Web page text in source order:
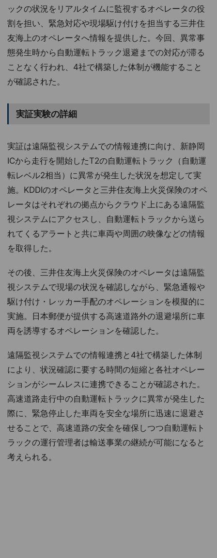
ックの状況をリアルタイムに監視するオペレータの役
割を担い、緊急対応や現場駆け付けを担当する三井住
友海上のオペレータへ情報を提供した。今回、異常事
態発生時から自動運転トラック退避までの対応が滞る
ことなく行われ、4社で構築した体制が機能すること
が確認された。
実証実験の詳細
実証は遠隔監視システムでの情報連携に向け、新静岡
ICから走行を開始したT2の自動運転トラック（自動運
転レベル2相当）に異常が発生した状況を想定して実
施。KDDIのオペレータと三井住友海上火災保険のオペ
レータはそれぞれの拠点からクラウド上にある遠隔監
視システムにアクセスし、自動運転トラックから送ら
れてくるアラートと共に車両や周囲の映像などの情報
を取得した。
その後、三井住友海上火災保険のオペレータは遠隔監
視システムで現場の状況を確認しながら、緊急通報や
駆け付け・レッカー手配のオペレーションを模擬的に
実施。日本郵便が提供する高速道路外の退避場所に車
両を誘導するオペレーションを確認した。
遠隔監視システムでの情報連携と4社で構築した体制
により、状況確認に要する時間の短縮と各社オペレー
ションがシームレスに連携できることが確認された。
高速道路走行中の自動運転トラックに異常が発生した
際に、緊急停止した車両を安全な場所に迅速に退避さ
せることで、高速道路の安全を確保しつつ自動運転ト
ラックの運行管理者は輸送事業の継続が可能になると
考えられる。